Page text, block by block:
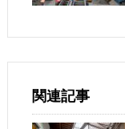
関連記事